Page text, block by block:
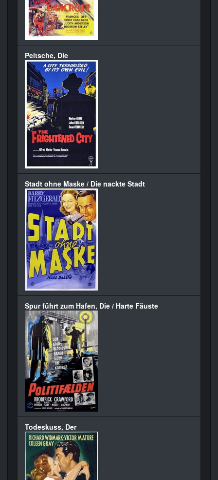
Peitsche, Die
Stadt ohne Maske / Die nackte Stadt
Spur führt zum Hafen, Die / Harte Fäuste
Todeskuss, Der